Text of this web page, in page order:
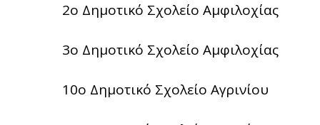
2ο Δημοτικό Σχολείο Αμφιλοχίας
3ο Δημοτικό Σχολείο Αμφιλοχίας
10ο Δημοτικό Σχολείο Αγρινίου